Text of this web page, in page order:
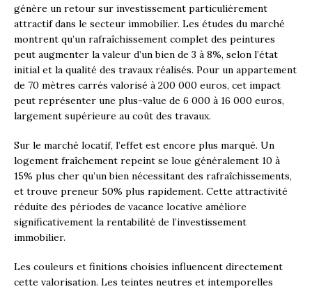
génère un retour sur investissement particulièrement
attractif dans le secteur immobilier. Les études du marché
montrent qu’un rafraîchissement complet des peintures
peut augmenter la valeur d’un bien de 3 à 8%, selon l’état
initial et la qualité des travaux réalisés. Pour un appartement
de 70 mètres carrés valorisé à 200 000 euros, cet impact
peut représenter une plus-value de 6 000 à 16 000 euros,
largement supérieure au coût des travaux.
Sur le marché locatif, l’effet est encore plus marqué. Un
logement fraîchement repeint se loue généralement 10 à
15% plus cher qu’un bien nécessitant des rafraîchissements,
et trouve preneur 50% plus rapidement. Cette attractivité
réduite des périodes de vacance locative améliore
significativement la rentabilité de l’investissement
immobilier.
Les couleurs et finitions choisies influencent directement
cette valorisation. Les teintes neutres et intemporelles